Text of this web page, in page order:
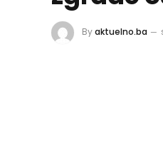
Byaktuelno.ba